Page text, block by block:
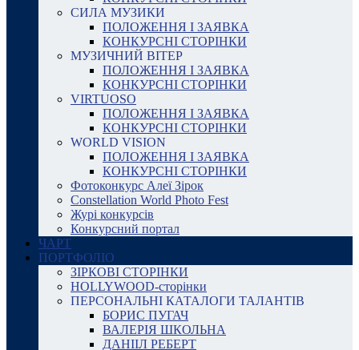
СИЛА МУЗИКИ
ПОЛОЖЕННЯ І ЗАЯВКА
КОНКУРСНІ СТОРІНКИ
МУЗИЧНИЙ ВІТЕР
ПОЛОЖЕННЯ І ЗАЯВКА
КОНКУРСНІ СТОРІНКИ
VIRTUOSO
ПОЛОЖЕННЯ І ЗАЯВКА
КОНКУРСНІ СТОРІНКИ
WORLD VISION
ПОЛОЖЕННЯ І ЗАЯВКА
КОНКУРСНІ СТОРІНКИ
Фотоконкурс Алеї Зірок
Constellation World Photo Fest
Журі конкурсів
Конкурсний портал
ЧАРТ
ПОРТФОЛІО
ЗІРКОВІ СТОРІНКИ
HOLLYWOOD-сторінки
ПЕРСОНАЛЬНІ КАТАЛОГИ ТАЛАНТІВ
БОРИС ПУГАЧ
ВАЛЕРІЯ ШКОЛЬНА
ДАНІІЛ РЕБЕРТ